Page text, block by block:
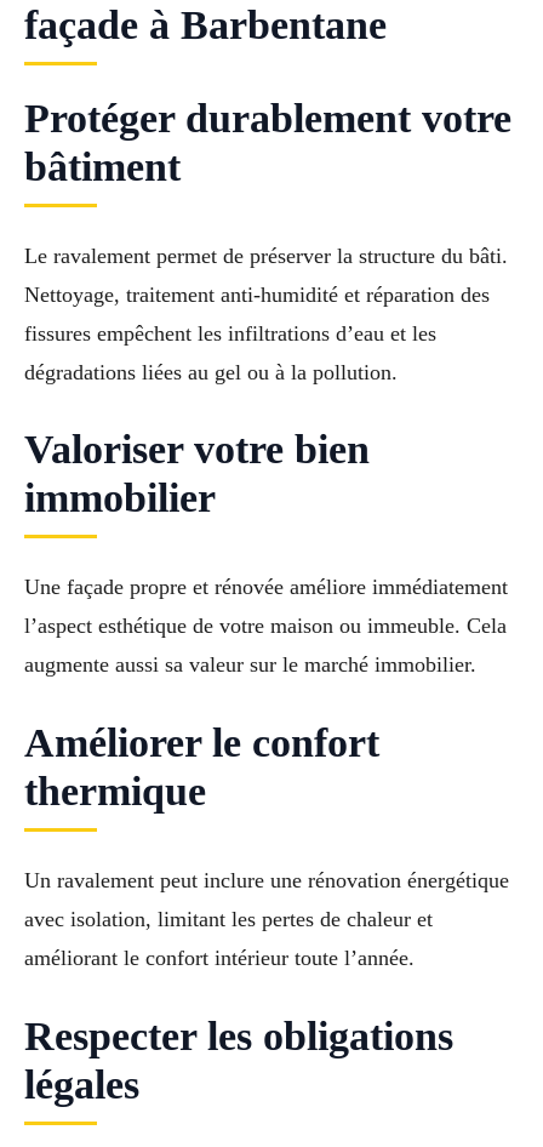
façade à Barbentane
Protéger durablement votre
bâtiment
Le ravalement permet de préserver la structure du bâti.
Nettoyage, traitement anti-humidité et réparation des
fissures empêchent les infiltrations d’eau et les
dégradations liées au gel ou à la pollution.
Valoriser votre bien
immobilier
Une façade propre et rénovée améliore immédiatement
l’aspect esthétique de votre maison ou immeuble. Cela
augmente aussi sa valeur sur le marché immobilier.
Améliorer le confort
thermique
Un ravalement peut inclure une rénovation énergétique
avec isolation, limitant les pertes de chaleur et
améliorant le confort intérieur toute l’année.
Respecter les obligations
légales